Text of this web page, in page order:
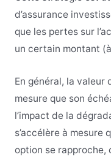
d’assurance
que les pertes sur
un certain montant
En général, la valeur
mesure que son
l’impact de la
s’accélère à mesure
option se rapproche,